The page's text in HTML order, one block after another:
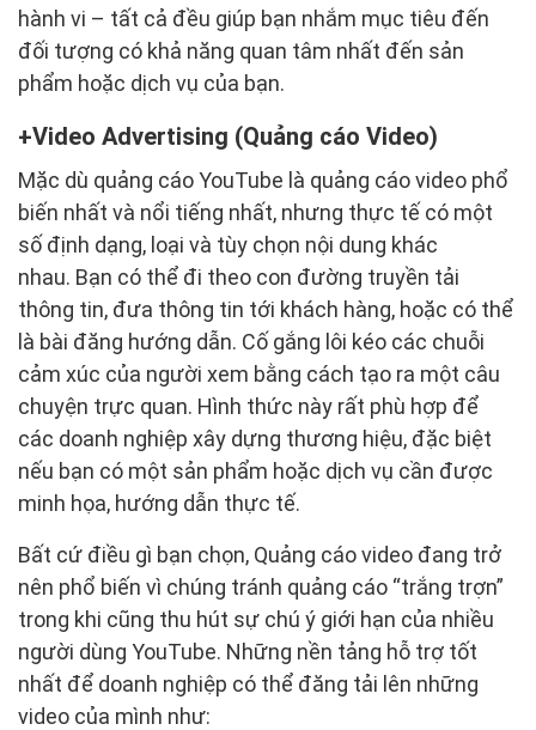
hành vi – tất cả đều giúp bạn nhắm mục tiêu đến
đối tượng có khả năng quan tâm nhất đến sản
phẩm hoặc dịch vụ của bạn.
Video Advertising (Quảng cáo Video)
Mặc dù quảng cáo YouTube là quảng cáo video phổ
biến nhất và nổi tiếng nhất, nhưng thực tế có một
số định dạng, loại và tùy chọn nội dung khác
nhau. Bạn có thể đi theo con đường truyền tải
thông tin, đưa thông tin tới khách hàng, hoặc có thể
là bài đăng hướng dẫn. Cố gắng lôi kéo các chuỗi
cảm xúc của người xem bằng cách tạo ra một câu
chuyện trực quan. Hình thức này rất phù hợp để
các doanh nghiệp xây dựng thương hiệu, đặc biệt
nếu bạn có một sản phẩm hoặc dịch vụ cần được
minh họa, hướng dẫn thực tế.
Bất cứ điều gì bạn chọn, Quảng cáo video đang trở
nên phổ biến vì chúng tránh quảng cáo “trắng trợn”
trong khi cũng thu hút sự chú ý giới hạn của nhiều
người dùng YouTube. Những nền tảng hỗ trợ tốt
nhất để doanh nghiệp có thể đăng tải lên những
video của mình như: